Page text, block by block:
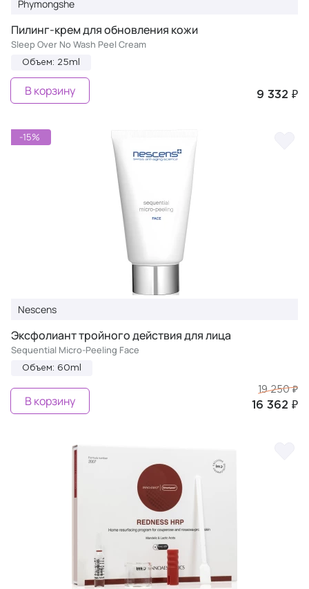
Phymongshe
Пилинг-крем для обновления кожи
Sleep Over No Wash Peel Cream
Объем: 25ml
9 332 ₽
В корзину
-15%
Nescens
Эксфолиант тройного действия для лица
Sequential Micro-Peeling Face
Объем: 60ml
19 250 ₽
16 362 ₽
В корзину